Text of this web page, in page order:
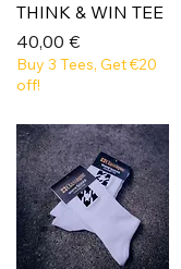
THINK & WIN TEE
Prix
40,00 €
Buy 3 Tees, Get €20
off!